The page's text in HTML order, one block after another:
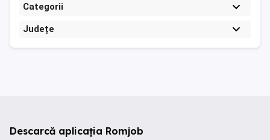
Categorii
Județe
Descarcă aplicația Romjob